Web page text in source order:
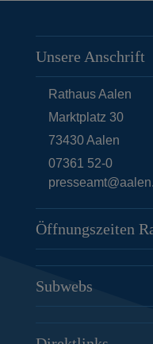
Unsere Anschrift
Rathaus Aalen
Marktplatz 30
73430Aalen
07361 52-0
Öffnungszeiten
Subwebs